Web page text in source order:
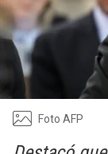
Foto AFP